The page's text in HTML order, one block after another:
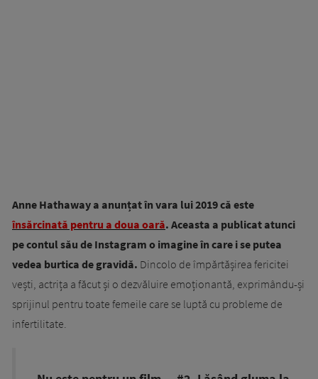
Anne Hathaway a anunțat în vara lui 2019 că este
însărcinată pentru a doua oară. Aceasta a publicat atunci
pe contul său de Instagram o imagine în care i se putea
vedea burtica de gravidă. Dincolo de împărtășirea fericitei
vești, actrița a făcut și o dezvăluire emoționantă, exprimându-și
sprijinul pentru toate femeile care se luptă cu probleme de
infertilitate.